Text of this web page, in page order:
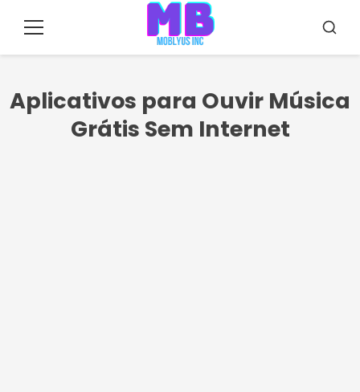
paraMenu
Aplicativos para Ouvir Música
Grátis Sem Internet